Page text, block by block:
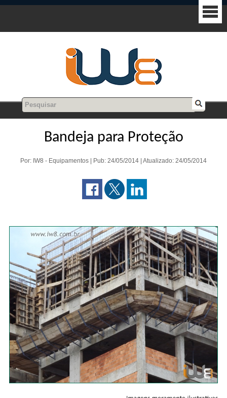
Bandeja para Proteção
Por: IW8 - Equipamentos | Pub: 24/05/2014 | Atualizado: 24/05/2014